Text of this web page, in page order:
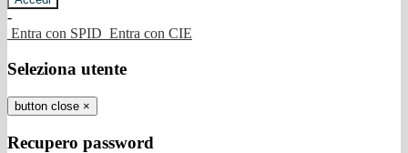
-
Entra con SPID Entra con CIE
Seleziona utente
button close ×
Recupero password